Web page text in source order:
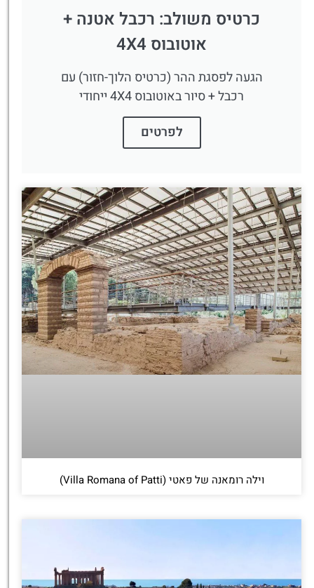
כרטיס משולב: רכבל אטנה +
אוטובוס 4X4
הגעה לפסגת ההר (כרטיס הלוך-חזור) עם
רכבל + סיור באוטובוס 4X4 ייחודי
לפרטים
וילה רומאנה של פאטי (Villa Romana of Patti)